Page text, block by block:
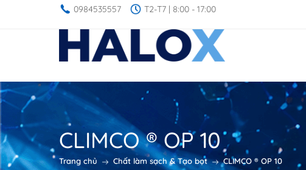
0984535557 T2-T7 | 8:00 - 17:00
CLIMCO ® OP 10
Trang chủ Chất làm sạch & Tạo bọt CLIMCO ® OP 10